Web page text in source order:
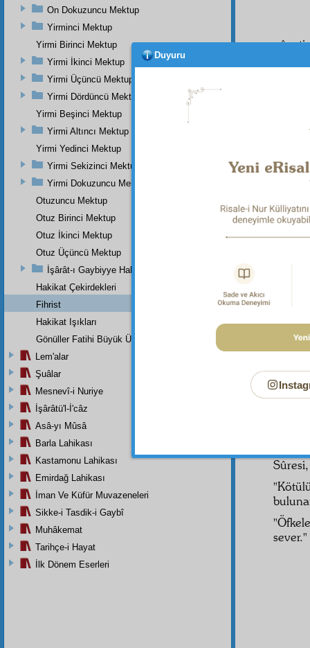
5
olan
onlara
On Dokuzuncu Mektup
Yirminci Mektup
Yirmi Birinci Mektup
Yirmi İkinci Mektup
Yirmi Üçüncü Mektup
Yirmi Dördüncü Mektup
Yirmi Beşinci Mektup
Yirmi Altıncı Mektup
Yirmi Yedinci Mektup
Yirmi Sekizinci Mektup
Yirmi Dokuzuncu Mektup
Otuzuncu Mektup
Otuz Birinci Mektup
Otuz İkinci Mektup
Otuz Üçüncü Mektup
İşârât-ı Gaybiyye Hakkında Bir Takriz
Hakikat Çekirdekleri
Fihrist
Hakikat Işıkları
Gönüller Fatihi Büyük Üstada
Lem'alar
Şuâlar
Mesnevî-i Nuriye
İşârâtü'l-İ'câz
Asâ-yı Mûsâ
Barla Lahikası
Kastamonu Lahikası
Emirdağ Lahikası
İman Ve Küfür Muvazeneleri
Sikke-i Tasdik-i Gaybî
Muhâkemat
Tarihçe-i Hayat
İlk Dönem Eserleri
Duyuru